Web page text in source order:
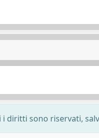
sono riservati,